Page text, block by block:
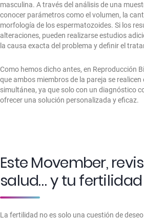
masculina. A través del análisis de una
conocer parámetros como el volumen, la
morfología de los espermatozoides. Si los
alteraciones, pueden realizarse estudios
la causa exacta del problema y definir el
Como hemos dicho antes, en Reproducción
que ambos miembros de la pareja se
simultánea, ya que solo con un diagnóstico
ofrecer una solución personalizada y eficaz.
Este Movember,
salud… y tu fertilidad
La fertilidad no es solo una cuestión de